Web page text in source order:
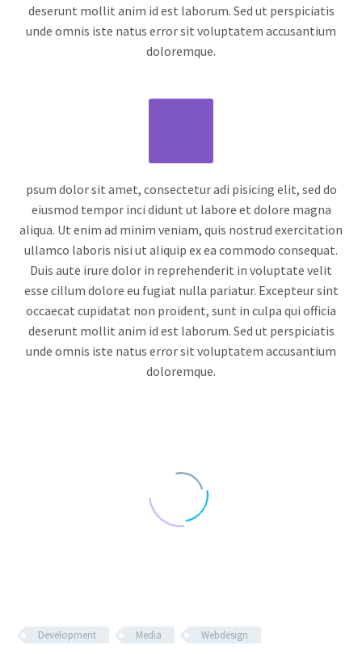
deserunt mollit anim id est laborum. Sed ut perspiciatis
unde omnis iste natus error sit voluptatem accusantium
doloremque.
psum dolor sit amet, consectetur adi pisicing elit, sed do
eiusmod tempor inci didunt ut labore et dolore magna
aliqua. Ut enim ad minim veniam, quis nostrud exercitation
ullamco laboris nisi ut aliquip ex ea commodo consequat.
Duis aute irure dolor in reprehenderit in voluptate velit
esse cillum dolore eu fugiat nulla pariatur. Excepteur sint
occaecat cupidatat non proident, sunt in culpa qui officia
deserunt mollit anim id est laborum. Sed ut perspiciatis
unde omnis iste natus error sit voluptatem accusantium
doloremque.
Development Media Webdesign